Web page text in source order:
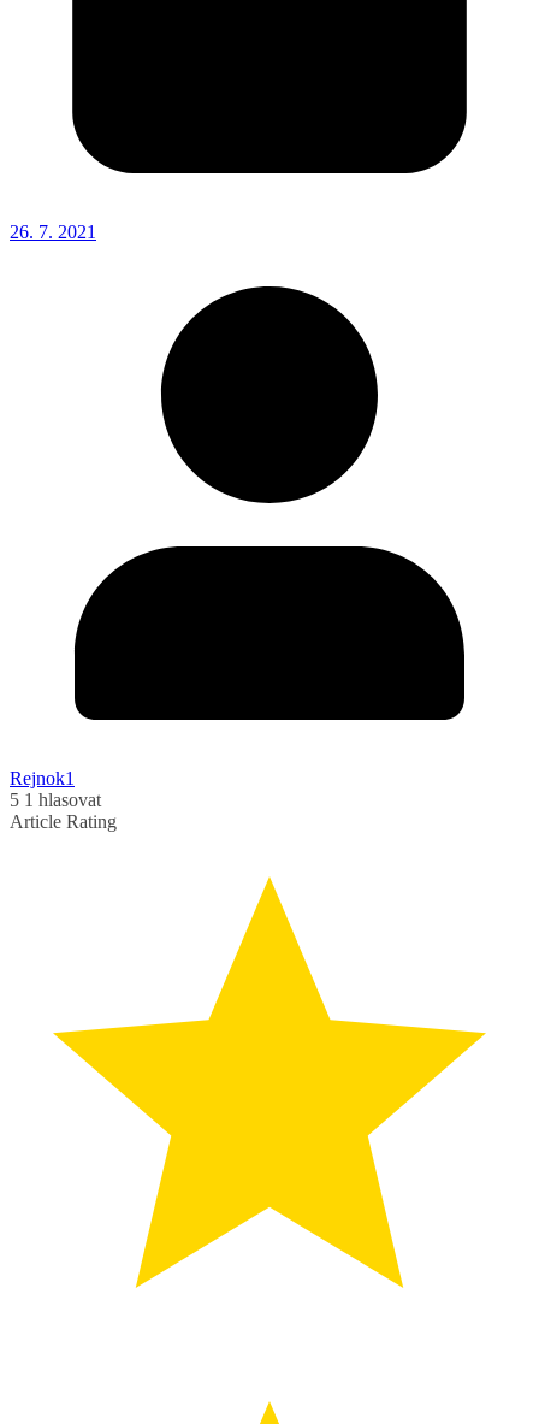
26. 7. 2021
Rejnok1
5 1 hlasovat
Article Rating